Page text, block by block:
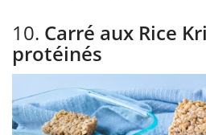
10. Carré aux Rice
protéinés